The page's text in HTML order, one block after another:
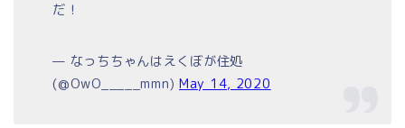
だ！
— なっちちゃんはえくぼが住処
(@OwO_____mmn) May 14, 2020